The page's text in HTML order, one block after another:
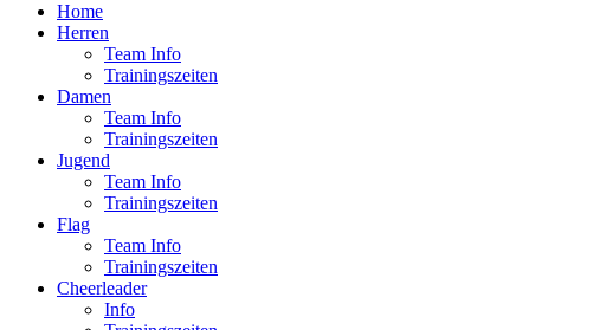
Home
Herren
Team Info
Trainingszeiten
Damen
Team Info
Trainingszeiten
Jugend
Team Info
Trainingszeiten
Flag
Team Info
Trainingszeiten
Cheerleader
Info